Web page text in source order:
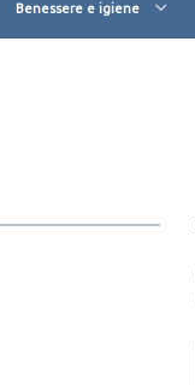
Benessere e igiene